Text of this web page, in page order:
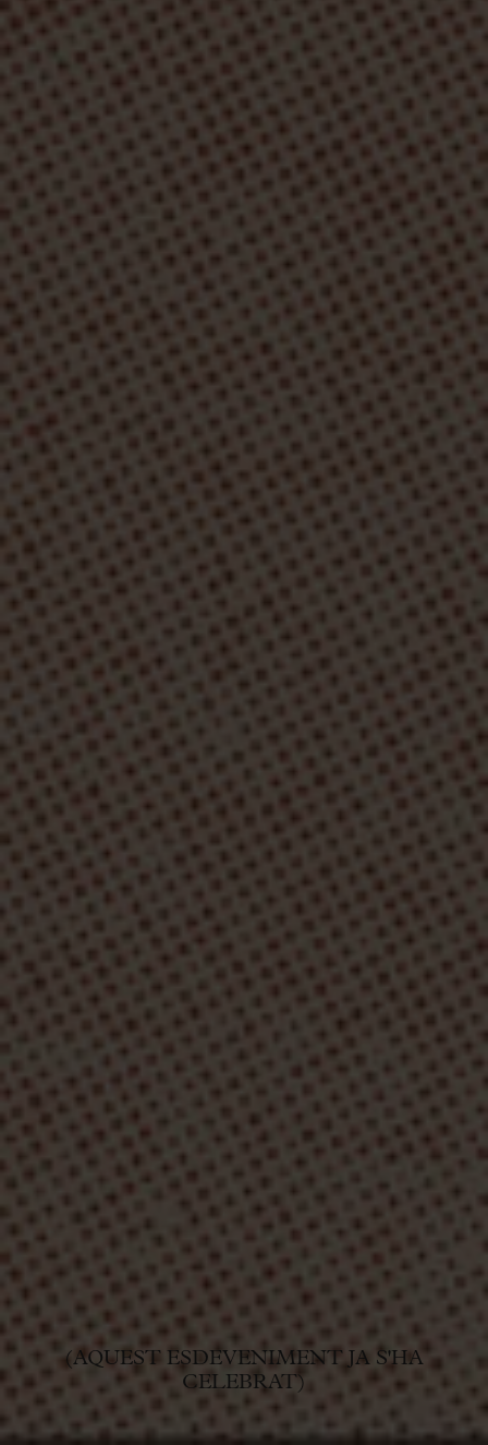
(AQUEST ESDEVENIMENT JA S'HA
CELEBRAT)